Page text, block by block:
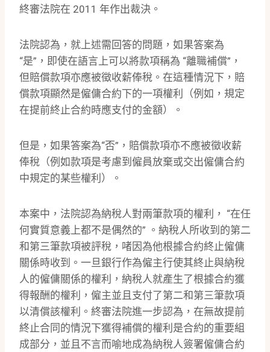
終審法院在 2011 年作出裁決。
法院認為，就上述需回答的問題，如果答案為
“是”，即使在語言上可以將款項稱為 “離職補償”，
但賠償款項亦應被徵收薪俸稅。在這種情況下，賠
償款項顯然是僱傭合約下的一項權利（例如，規定
在提前終止合約時應支付的金額）。
但是，如果答案為“否”，賠償款項亦不應被徵收薪
俸稅（例如款項是考慮到僱員放棄或交出僱傭合約
中規定的某些權利）。
本案中，法院認為納稅人對兩筆款項的權利， “在任
何實質意義上都不是偶然的” 。納稅人所收到的第二
和第三筆款項被評稅，啫因為他根據合約終止僱傭
關係時收到。一旦銀行作為僱主行使其終止與納稅
人的僱傭關係的權利，納稅人就產生了根據合約獲
得報酬的權利，僱主並且支付了第二和第三筆款項
以清償該權利。終審法院進一步認為，在無故提前
終止合同的情況下獲得補償的權利是合約的重要組
成部分，並且不言而喻地成為納稅人簽署僱傭合約